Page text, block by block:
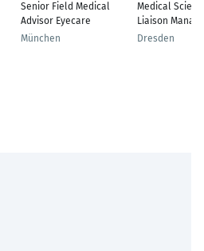
Senior Field Medical
Advisor Eyecare
München
Medical Science
Liaison Manager
Dresden